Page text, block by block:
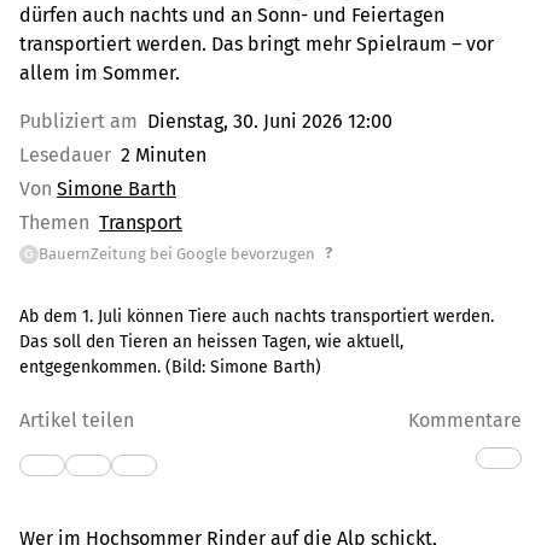
dürfen auch nachts und an Sonn- und Feiertagen
transportiert werden. Das bringt mehr Spielraum – vor
allem im Sommer.
Publiziert am Dienstag, 30. Juni 2026 12:00
Lesedauer 2 Minuten
Von Simone Barth
Themen Transport
G BauernZeitung bei Google bevorzugen ?
Ab dem 1. Juli können Tiere auch nachts transportiert werden.
Das soll den Tieren an heissen Tagen, wie aktuell,
entgegenkommen. (Bild: Simone Barth)
Artikel teilen Kommentare
Wer im Hochsommer Rinder auf die Alp schickt,